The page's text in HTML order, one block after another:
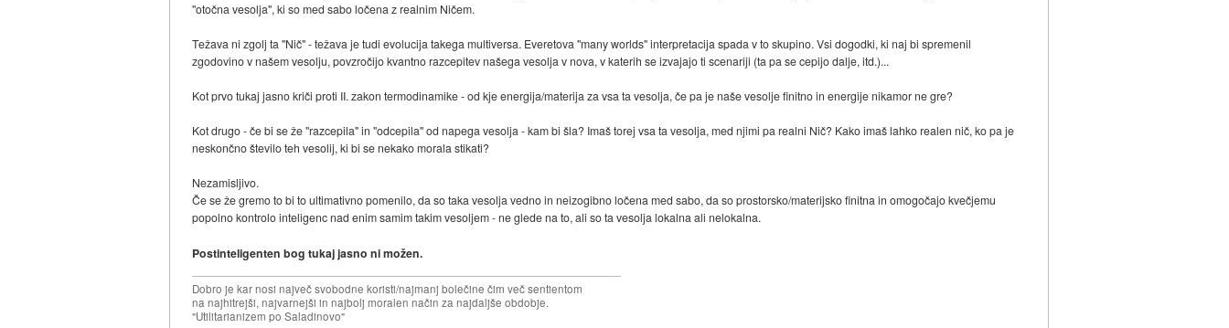
"otočna vesolja", ki so med sabo ločena z realnim Ničem.
Težava ni zgolj ta "Nič" - težava je tudi evolucija takega multiversa. Everetova "many worlds" interpretacija spada v to skupino. Vsi dogodki, ki naj bi spremenil
zgodovino v našem vesolju, povzročijo kvantno razcepitev našega vesolja v nova, v katerih se izvajajo ti scenariji (ta pa se cepijo dalje, itd.)...
Kot prvo tukaj jasno kriči proti II. zakon termodinamike - od kje energija/materija za vsa ta vesolja, če pa je naše vesolje finitno in energije nikamor ne gre?
Kot drugo - če bi se že "razcepila" in "odcepila" od napega vesolja - kam bi šla? Imaš torej vsa ta vesolja, med njimi pa realni Nič? Kako imaš lahko realen nič, ko pa je
neskončno število teh vesolij, ki bi se nekako morala stikati?
Nezamisljivo.
Če se že gremo to bi to ultimativno pomenilo, da so taka vesolja vedno in neizogibno ločena med sabo, da so prostorsko/materijsko finitna in omogočajo kvečjemu
popolno kontrolo inteligenc nad enim samim takim vesoljem - ne glede na to, ali so ta vesolja lokalna ali nelokalna.
Postinteligenten bog tukaj jasno ni možen.
Dobro je kar nosi največ svobodne koristi/najmanj bolečine čim več sentientom
na najhitrejši, najvarnejši in najbolj moralen način za najdaljše obdobje.
"Utilitarianizem po Saladinovo"